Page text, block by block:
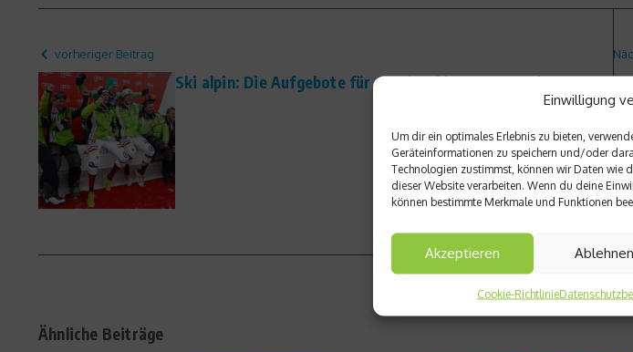
Einwilligung
Um dir ein optimales Erlebnis zu bieten,
Geräteinformationen zu speichern und/oder
Technologien zustimmst, können wir Daten wie
dieser Website verarbeiten. Wenn du deine
können bestimmte Merkmale und Funktionen
Akzeptieren Ablehnen
Cookie-Richtlinie
vorheriger Beitrag
Ski alpin: Die Aufgebote für Cortina d´Ampezzo und Wengen
Ähnliche Beiträge